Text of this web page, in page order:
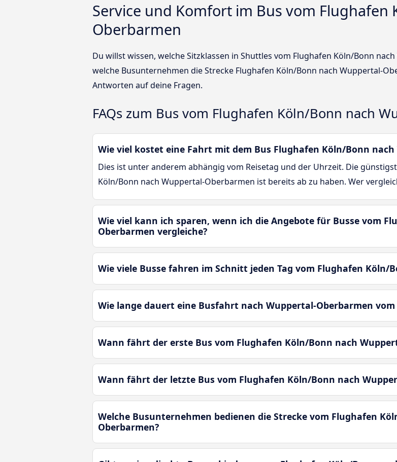
Service und Komfort im Bus vom
Oberbarmen
Du willst wissen, welche Sitzklassen in Shuttles vom Flughafen Köln/Bonn
welche Busunternehmen die Strecke Flughafen Köln/Bonn nach Wuppertal-
Antworten auf deine Fragen.
FAQs zum Bus vom Flughafen Köln/Bonn nach
Wie viel kostet eine Fahrt mit dem Bus Flughafen Köln/Bonn
Dies ist unter anderem abhängig vom Reisetag und der Uhrzeit. Die
Köln/Bonn nach Wuppertal-Oberbarmen ist bereits ab zu haben. Wer
Wie viel kann ich sparen, wenn ich die Angebote für Busse vom
Oberbarmen vergleiche?
Wie viele Busse fahren im Schnitt jeden Tag vom Flughafen Köln/
Wie lange dauert eine Busfahrt nach Wuppertal-Oberbarmen
Wann fährt der erste Bus vom Flughafen Köln/Bonn nach
Wann fährt der letzte Bus vom Flughafen Köln/Bonn nach
Welche Busunternehmen bedienen die Strecke vom Flughafen
Oberbarmen?